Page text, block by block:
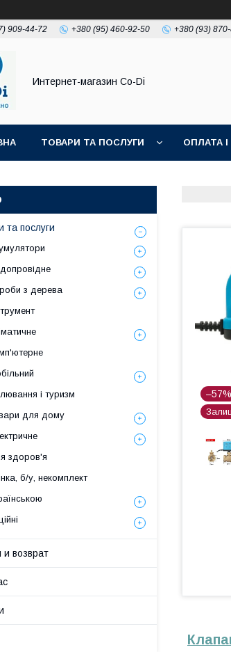
909-44-72 +380 (95) 460-92-50 +380 (93)
Интернет-магазин Co-Di
ТОВАРИ ТА ПОСЛУГИ ОПЛАТА
–57%
та послуги
з дерева
і туризм
для дому
здоров'я
б/у, некомплект
возврат